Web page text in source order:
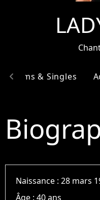
Albums & Singles
chevron_left
Naissance :28 mars
Âge :40 ans